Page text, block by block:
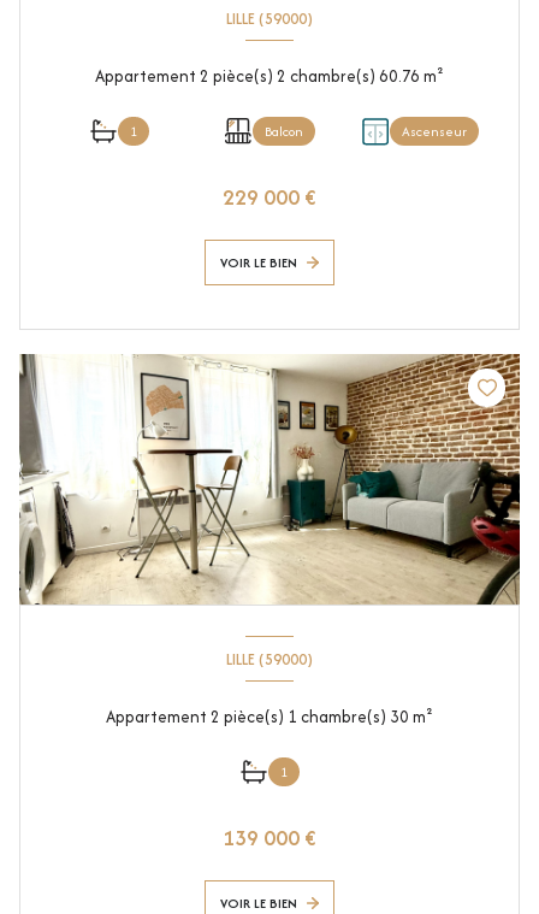
LILLE (59000)
Appartement 2 pièce(s) 2 chambre(s) 60.76 m²
1 Balcon Ascenseur
229 000 €
VOIR LE BIEN
LILLE (59000)
Appartement 2 pièce(s) 1 chambre(s) 30 m²
1
139 000 €
VOIR LE BIEN